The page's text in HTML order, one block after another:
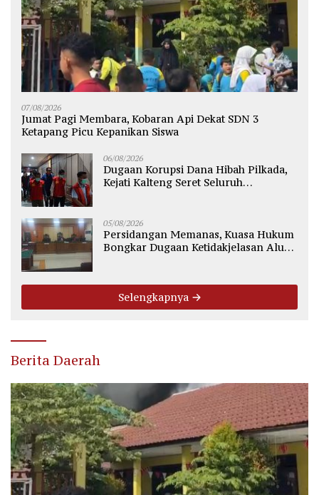
07/08/2026
Jumat Pagi Membara, Kobaran Api Dekat SDN 3
Ketapang Picu Kepanikan Siswa
06/08/2026
Dugaan Korupsi Dana Hibah Pilkada,
Kejati Kalteng Seret Seluruh
05/08/2026
Persidangan Memanas, Kuasa Hukum
Bongkar Dugaan Ketidakjelasan Alur
Selengkapnya
Berita Daerah